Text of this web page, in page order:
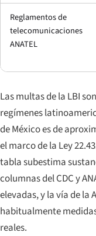
Reglamentos de
telecomunicaciones
ANATEL
Las multas de la LBI
regímenes
de México es de
el marco de la Ley
tabla subestima
columnas del CDC y
elevadas, y la vía de la
habitualmente
reales.